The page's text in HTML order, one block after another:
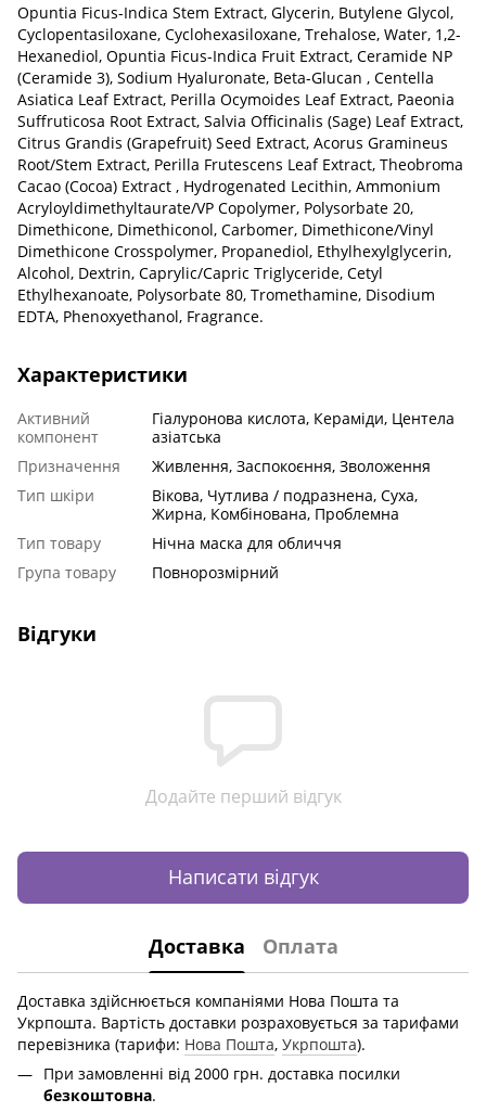
Opuntia Ficus-Indica Stem Extract, Glycerin, Butylene Glycol,
Cyclopentasiloxane, Cyclohexasiloxane, Trehalose, Water, 1,2-
Hexanediol, Opuntia Ficus-Indica Fruit Extract, Ceramide NP
(Ceramide 3), Sodium Hyaluronate, Beta-Glucan , Centella
Asiatica Leaf Extract, Perilla Ocymoides Leaf Extract, Paeonia
Suffruticosa Root Extract, Salvia Officinalis (Sage) Leaf Extract,
Citrus Grandis (Grapefruit) Seed Extract, Acorus Gramineus
Root/Stem Extract, Perilla Frutescens Leaf Extract, Theobroma
Cacao (Cocoa) Extract , Hydrogenated Lecithin, Ammonium
Acryloyldimethyltaurate/VP Copolymer, Polysorbate 20,
Dimethicone, Dimethiconol, Carbomer, Dimethicone/Vinyl
Dimethicone Crosspolymer, Propanediol, Ethylhexylglycerin,
Alcohol, Dextrin, Caprylic/Capric Triglyceride, Cetyl
Ethylhexanoate, Polysorbate 80, Tromethamine, Disodium
EDTA, Phenoxyethanol, Fragrance.
Характеристики
Активний
компонент
Гіалуронова кислота, Кераміди, Центела
азіатська
Призначення
Живлення, Заспокоєння, Зволоження
Тип шкіри
Вікова, Чутлива / подразнена, Суха,
Жирна, Комбінована, Проблемна
Тип товару
Нічна маска для обличчя
Група товару
Повнорозмірний
Відгуки
Додайте перший відгук
Написати відгук
Доставка Оплата
Доставка здійснюється компаніями Нова Пошта та
Укрпошта. Вартість доставки розраховується за тарифами
перевізника (тарифи: Нова Пошта, Укрпошта).
При замовленні від 2000 грн. доставка посилки
безкоштовна.